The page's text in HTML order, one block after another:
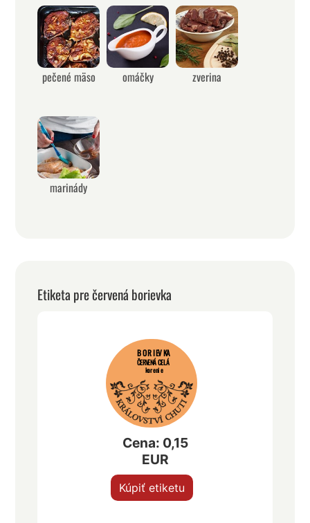
pečené mäso omáčky zverina
marinády
Etiketa pre červená borievka
BORIEVKA
ČERVENÁ CELÁ
korenie
Cena: 0,15
EUR
Kúpiť etiketu